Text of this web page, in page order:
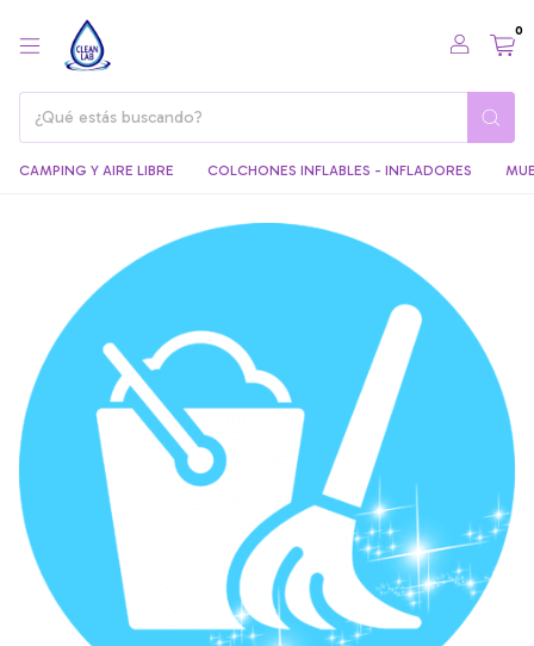
0
CAMPING Y AIRE LIBRE COLCHONES INFLABLES - INFLADORES